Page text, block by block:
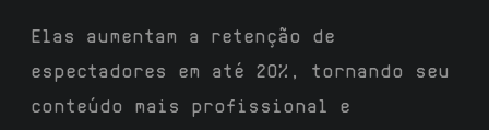
Elas aumentam a retenção de
espectadores em até 20%, tornando seu
conteúdo mais profissional e